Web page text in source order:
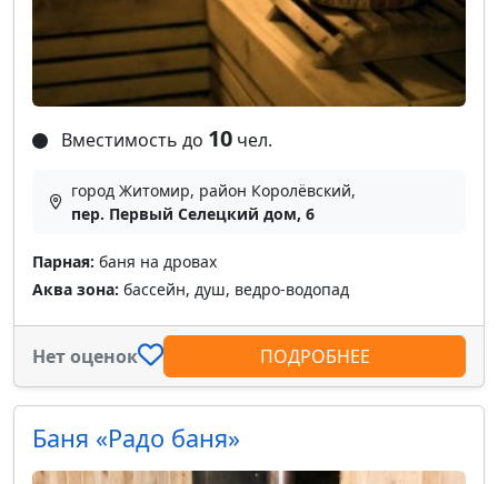
Вместимость до 10 чел.
город Житомир, район Королёвский,
пер. Первый Селецкий дом, 6
Парная: баня на дровах
Аква зона: бассейн, душ, ведро-водопад
Нет оценок ПОДРОБНЕЕ
Баня «Радо баня»